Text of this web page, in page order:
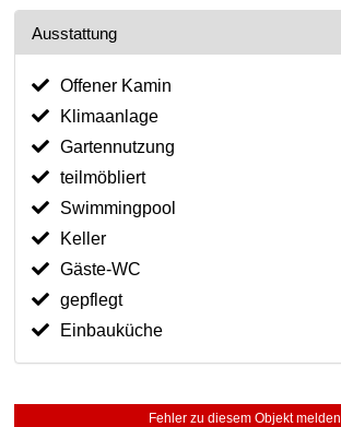
Ausstattung
Offener Kamin
Klimaanlage
Gartennutzung
teilmöbliert
Swimmingpool
Keller
Gäste-WC
gepflegt
Einbauküche
Fehler zu diesem Objekt melden